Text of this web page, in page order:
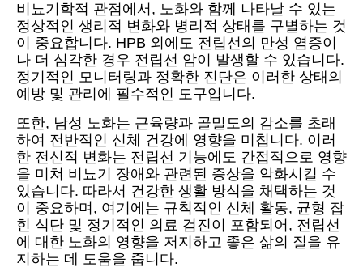
비뇨기학적 관점에서, 노화와 함께 나타날 수 있는
정상적인 생리적 변화와 병리적 상태를 구별하는 것
이 중요합니다. HPB 외에도 전립선의 만성 염증이
나 더 심각한 경우 전립선 암이 발생할 수 있습니다.
정기적인 모니터링과 정확한 진단은 이러한 상태의
예방 및 관리에 필수적인 도구입니다.
또한, 남성 노화는 근육량과 골밀도의 감소를 초래
하여 전반적인 신체 건강에 영향을 미칩니다. 이러
한 전신적 변화는 전립선 기능에도 간접적으로 영향
을 미쳐 비뇨기 장애와 관련된 증상을 악화시킬 수
있습니다. 따라서 건강한 생활 방식을 채택하는 것
이 중요하며, 여기에는 규칙적인 신체 활동, 균형 잡
힌 식단 및 정기적인 의료 검진이 포함되어, 전립선
에 대한 노화의 영향을 저지하고 좋은 삶의 질을 유
지하는 데 도움을 줍니다.